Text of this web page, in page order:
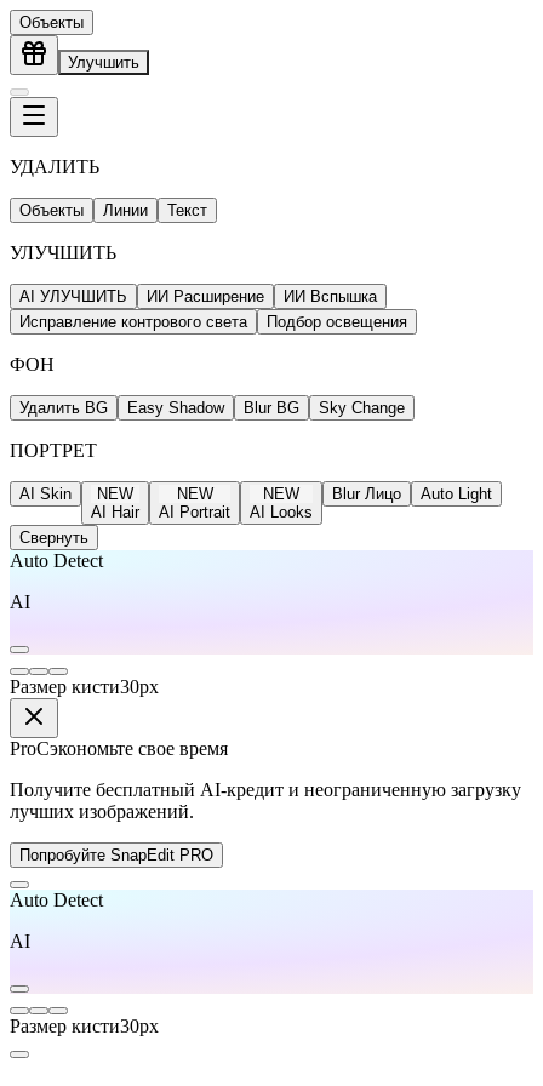
Объекты
Улучшить
УДАЛИТЬ
Объекты Линии Текст
УЛУЧШИТЬ
AI УЛУЧШИТЬ ИИ Расширение
ИИ Вспышка
Исправление контрового света
Подбор освещения
ФОН
Удалить BG Easy Shadow Blur BG Sky Change
ПОРТРЕТ
AI Skin
NEW
AI Hair
NEW
AI Portrait
NEW
AI Looks
Blur Лицо Auto Light
Свернуть
Auto Detect
AI
Размер кисти30px
ProСэкономьте свое время
Получите бесплатный AI-кредит и неограниченную загрузку
лучших изображений.
Попробуйте SnapEdit PRO
Auto Detect
AI
Размер кисти30px